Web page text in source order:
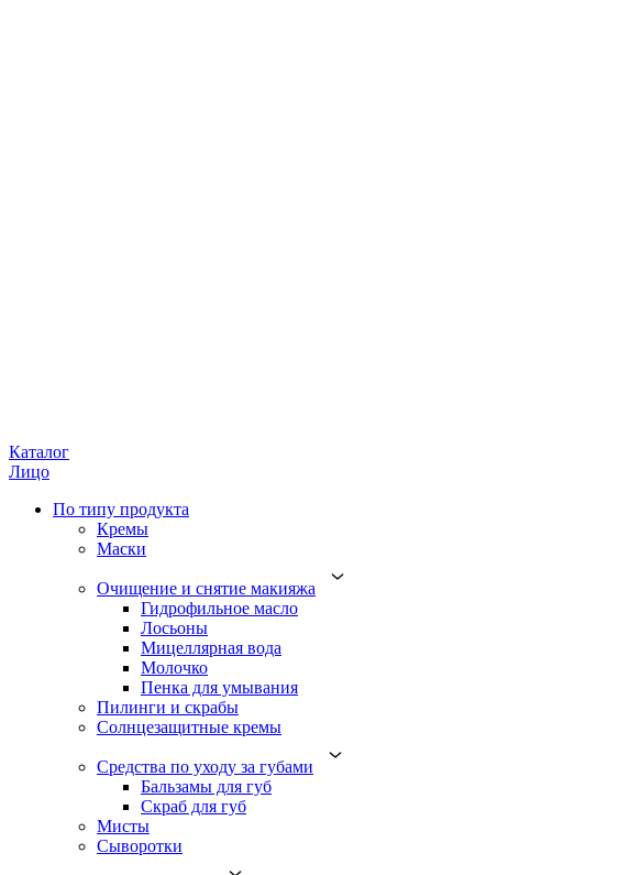
Каталог
Лицо
По типу продукта
Кремы
Маски
Очищение и снятие макияжа
Гидрофильное масло
Лосьоны
Мицеллярная вода
Молочко
Пенка для умывания
Пилинги и скрабы
Солнцезащитные кремы
Средства по уходу за губами
Бальзамы для губ
Скраб для губ
Мисты
Сыворотки